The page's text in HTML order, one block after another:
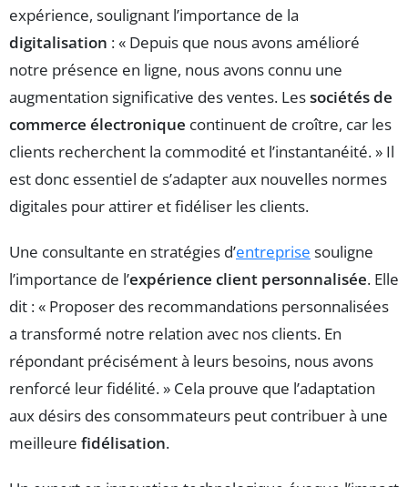
expérience, soulignant l’importance de la
digitalisation : « Depuis que nous avons amélioré
notre présence en ligne, nous avons connu une
augmentation significative des ventes. Lessociétés de
commerce électronique continuent de croître, car les
clients recherchent la commodité et l’instantanéité. » Il
est donc essentiel de s’adapter aux nouvelles normes
digitales pour attirer et fidéliser les clients.
Une consultante en stratégies d’entreprise souligne
l’importance de l’expérience client personnalisée. Elle
dit : « Proposer des recommandations personnalisées
a transformé notre relation avec nos clients. En
répondant précisément à leurs besoins, nous avons
renforcé leur fidélité. » Cela prouve que l’adaptation
aux désirs des consommateurs peut contribuer à une
meilleure fidélisation.